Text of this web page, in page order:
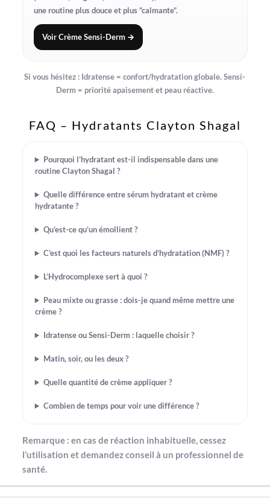
une routine plus douce et plus “calmante”.
Voir Crème Sensi-Derm →
Si vous hésitez : Idratense = confort/hydratation globale.Sensi-
Derm= priorité apaisement et peau réactive.
FAQ – Hydratants Clayton Shagal
Pourquoi l’hydratant est-il indispensable dans une
routine Clayton Shagal ?
Quelle différence entre sérum hydratant et crème
hydratante ?
Qu’est-ce qu’un émollient ?
C’est quoi les facteurs naturels d’hydratation (NMF) ?
L’Hydrocomplexe sert à quoi ?
Peau mixte ou grasse : dois-je quand même mettre une
crème ?
Idratense ou Sensi-Derm : laquelle choisir ?
Matin, soir, ou les deux ?
Quelle quantité de crème appliquer ?
Combien de temps pour voir une différence ?
Remarque : en cas de réaction inhabituelle, cessez
l’utilisation et demandez conseil à un professionnel de
santé.